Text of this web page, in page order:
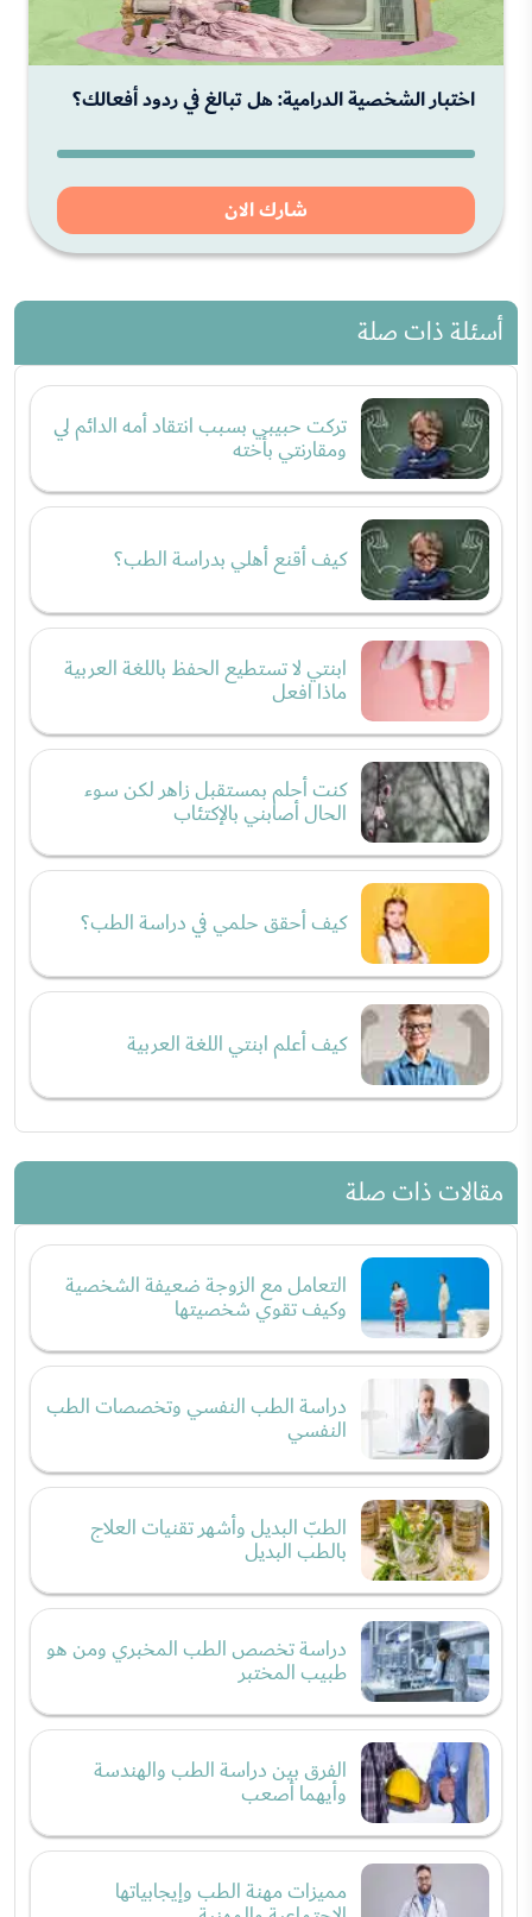
اختبار الشخصية الدرامية: هل تبالغ في ردود أفعالك؟
شارك الان
أسئلة ذات صلة
تركت حبيبي بسبب انتقاد أمه الدائم لي
ومقارنتي بأخته
كيف أقنع أهلي بدراسة الطب؟
ابنتي لا تستطيع الحفظ باللغة العربية
ماذا افعل
كنت أحلم بمستقبل زاهر لكن سوء
الحال أصابني بالإكتئاب
كيف أحقق حلمي في دراسة الطب؟
كيف أعلم ابنتي اللغة العربية
مقالات ذات صلة
التعامل مع الزوجة ضعيفة الشخصية
وكيف تقوي شخصيتها
دراسة الطب النفسي وتخصصات الطب
النفسي
الطبّ البديل وأشهر تقنيات العلاج
بالطب البديل
دراسة تخصص الطب المخبري ومن هو
طبيب المختبر
الفرق بين دراسة الطب والهندسة
وأيهما أصعب
مميزات مهنة الطب وإيجابياتها